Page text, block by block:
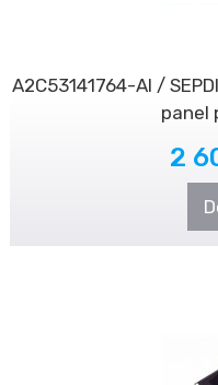
A2C53141764-AI /
panel
2